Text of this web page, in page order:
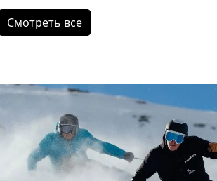
Смотреть все